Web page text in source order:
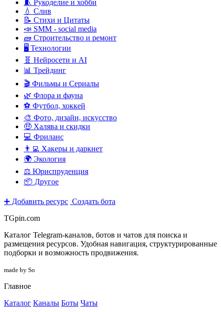
🧵 Рукоделие и хобби
💧 Слив
📝 Стихи и Цитаты
📣 SMM - social media
🧱 Строительство и ремонт
🖥️ Технологии
🧬 Нейросети и AI
📊 Трейдинг
🎬 Фильмы и Сериалы
🌿 Флора и фауна
⚽ Футбол, хоккей
🎨 Фото, дизайн, искусство
🤑 Халява и скидки
💻 Фриланс
👨‍💻 Хакеры и даркнет
🌍 Экология
⚖️ Юриспруденция
📦 Другое
➕ Добавить ресурс Создать бота
TGpin.com
Каталог Telegram-каналов, ботов и чатов для поиска и
размещения ресурсов. Удобная навигация, структурированные
подборки и возможность продвижения.
made by So
Главное
Каталог Каналы Боты Чаты